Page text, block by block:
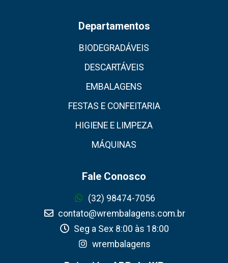
Departamentos
BIODEGRADÁVEIS
DESCARTÁVEIS
EMBALAGENS
FESTAS E CONFEITARIA
HIGIENE E LIMPEZA
MÁQUINAS
Fale Conosco
(32) 98474-7056
contato@wrembalagens.com.br
Seg a Sex 8:00 às 18:00
wrembalagens